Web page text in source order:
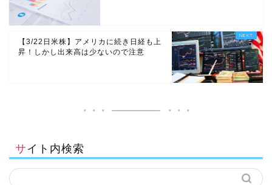
【3/22日米株】アメリカに続き日経も上
昇！しかし出来高は少ないので注意
サイト内検索